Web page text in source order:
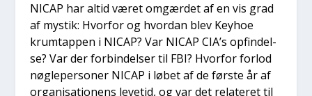
NICAP har altid været omgær­det af en vis grad
af mystik: Hvor­for og hvor­dan blev Keyhoe
krum­tap­pen i NICAP? Var NICAP CIA’s opfin­del­
se? Var der for­bin­del­ser til FBI? Hvor­for for­lod
nøg­le­per­so­ner NICAP i løbet af de før­ste år af
orga­ni­sa­tio­nens leve­tid, og var det rela­te­ret til